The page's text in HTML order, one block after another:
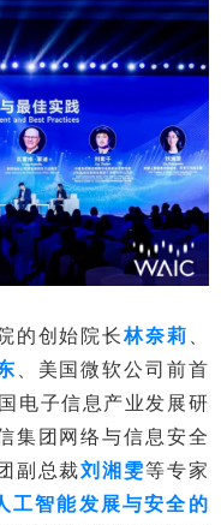
的创始院长林奈莉
、美国微软公司前首
国电子信息产业发展研
集团网络与信息安全
副总裁刘湘雯等专家
工智能发展与安全的